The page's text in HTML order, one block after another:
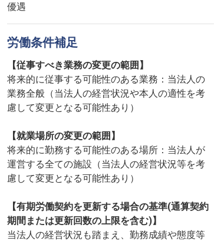
優遇
労働条件補足
【従事すべき業務の変更の範囲】
将来的に従事する可能性のある業務：当法人の
業務全般（当法人の経営状況や本人の適性を考
慮して変更となる可能性あり）
【就業場所の変更の範囲】
将来的に勤務する可能性のある場所：当法人が
運営する全ての施設（当法人の経営状況等を考
慮して変更となる可能性あり）
【有期労働契約を更新する場合の基準(通算契約
期間または更新回数の上限を含む)】
当法人の経営状況も踏まえ、勤務成績や態度等